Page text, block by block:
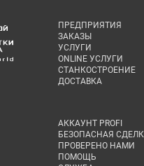
ПРЕДПРИЯТИЯ
ЗАКАЗЫ
УСЛУГИ
ONLINE УСЛУГИ
СТАНКОСТРОЕНИЕ
ДОСТАВКА
АККАУНТ PROFI
БЕЗОПАСНАЯ
ПРОВЕРЕНО НАМИ
ПОМОЩЬ